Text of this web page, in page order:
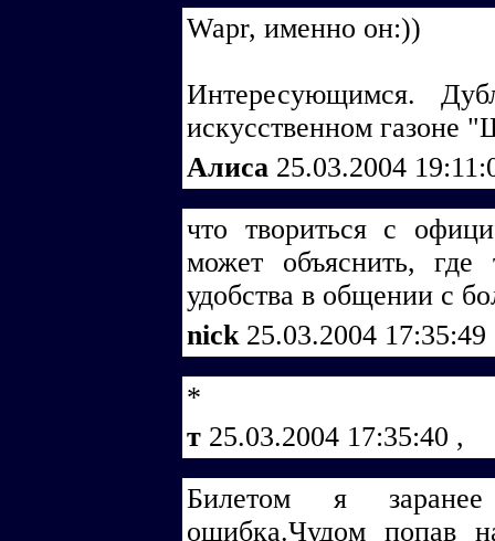
Wapr, именно он:))
Интересующимся.
искусственном газоне
Алиса 25.03.2004
что твориться с
может объяснить, где
удобства в общении с
nick 25.03.2004 17:35:49
*
т 25.03.2004 17:35:40 ,
Билетом я
ошибка.Чудом попав